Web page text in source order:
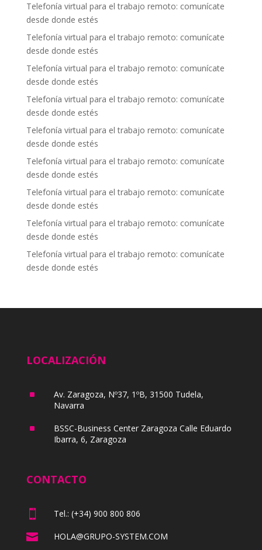
Telefonía virtual para el trabajo remoto: comunícate
desde donde estés
Telefonía virtual para el trabajo remoto: comunícate
desde donde estés
Telefonía virtual para el trabajo remoto: comunícate
desde donde estés
Telefonía virtual para el trabajo remoto: comunícate
desde donde estés
Telefonía virtual para el trabajo remoto: comunícate
desde donde estés
Telefonía virtual para el trabajo remoto: comunícate
desde donde estés
Telefonía virtual para el trabajo remoto: comunícate
desde donde estés
Telefonía virtual para el trabajo remoto: comunícate
desde donde estés
Telefonía virtual para el trabajo remoto: comunícate
desde donde estés
LOCALIZACIÓN
^
Av. Zaragoza, Nº37, 1ºB, 31500 Tudela,
Navarra
^
BSSC-Business Center Zaragoza Calle Eduardo
Ibarra, 6, Zaragoza
CONTACTO
 Tel.: (+34) 900 800 806
 HOLA@GRUPO-SYSTEM.COM